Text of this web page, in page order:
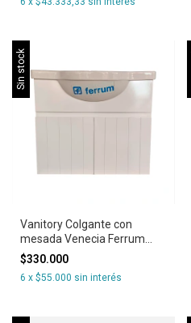
Sin stock
Vanitory Colgante con
mesada Venecia Ferrum
losa 64 puertas
$330.000
6 x $55.000 sin interés